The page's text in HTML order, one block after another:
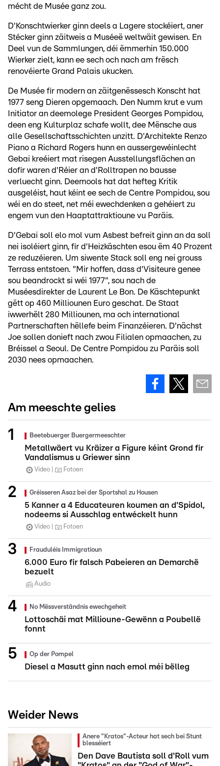
mécht de Musée ganz zou.
D'Konschtwierker ginn deels a Lagere stockéiert, aner
Stécker ginn zäitweis a Muséeë weltwäit gewisen. En
Deel vun de Sammlungen, déi ëmmerhin 150.000
Wierker zielt, kann ee sech och nach am frësch
renovéierte Grand Palais ukucken.
De Musée fir modern an zäitgenëssesch Konscht hat
1977 seng Dieren opgemaach. Den Numm krut e vum
Initiator an deemolege President Georges Pompidou,
deen eng Kulturplaz schafe wollt, dee Mënsche aus
alle Gesellschaftsschichten unzitt. D'Architekte Renzo
Piano a Richard Rogers hunn en aussergewéinlecht
Gebai kreéiert mat risegen Ausstellungsflächen an
dofir waren d'Réier an d'Rolltrapen no bausse
verluecht ginn. Deemools hat dat hefteg Kritik
ausgeléist, haut kéint ee sech de Centre Pompidou, sou
wéi en do steet, net méi ewechdenken a gehéiert zu
engem vun den Haaptattraktioune vu Paräis.
D'Gebai soll elo mol vum Asbest befreit ginn an da soll
nei isoléiert ginn, fir d'Heizkäschten esou ëm 40 Prozent
ze reduzéieren. Um siwente Stack soll eng nei grouss
Terrass entstoen. "Mir hoffen, dass d'Visiteure genee
sou beandrockt si wéi 1977", sou nach de
Muséesdirekter de Laurent Le Bon. De Käschtepunkt
gëtt op 460 Milliounen Euro geschat. De Staat
iwwerhëlt 280 Milliounen, ma och international
Partnerschaften hëllefe beim Finanzéieren. D'nächst
Joe sollen donieft nach zwou Filialen opmaachen, zu
Bréissel a Seoul. De Centre Pompidou zu Paräis soll
2030 nees opmaachen.
Am meeschte gelies
Beetebuerger Buergermeeschter
Metallwäert vu Kräizer a Figure kéint Grond fir
Vandalismus u Griewer sinn
Video Fotoen
Gréisseren Asaz bei der Sportshal zu Housen
5 Kanner a 4 Educateuren koumen an d'Spidol,
nodeems si Ausschlag entwéckelt hunn
Video Fotoen
Frauduléis Immigratioun
6.000 Euro fir falsch Pabeieren an Demarchë
bezuelt
Audio
No Mëssverständnis ewechgeheit
Lottoschäi mat Millioune-Gewënn a Poubellë
fonnt
Op der Pompel
Diesel a Masutt ginn nach emol méi bëlleg
Weider News
Anere "Kratos"-Acteur hat sech bei Stunt
blesséiert
Den Dave Bautista soll d'Roll vum